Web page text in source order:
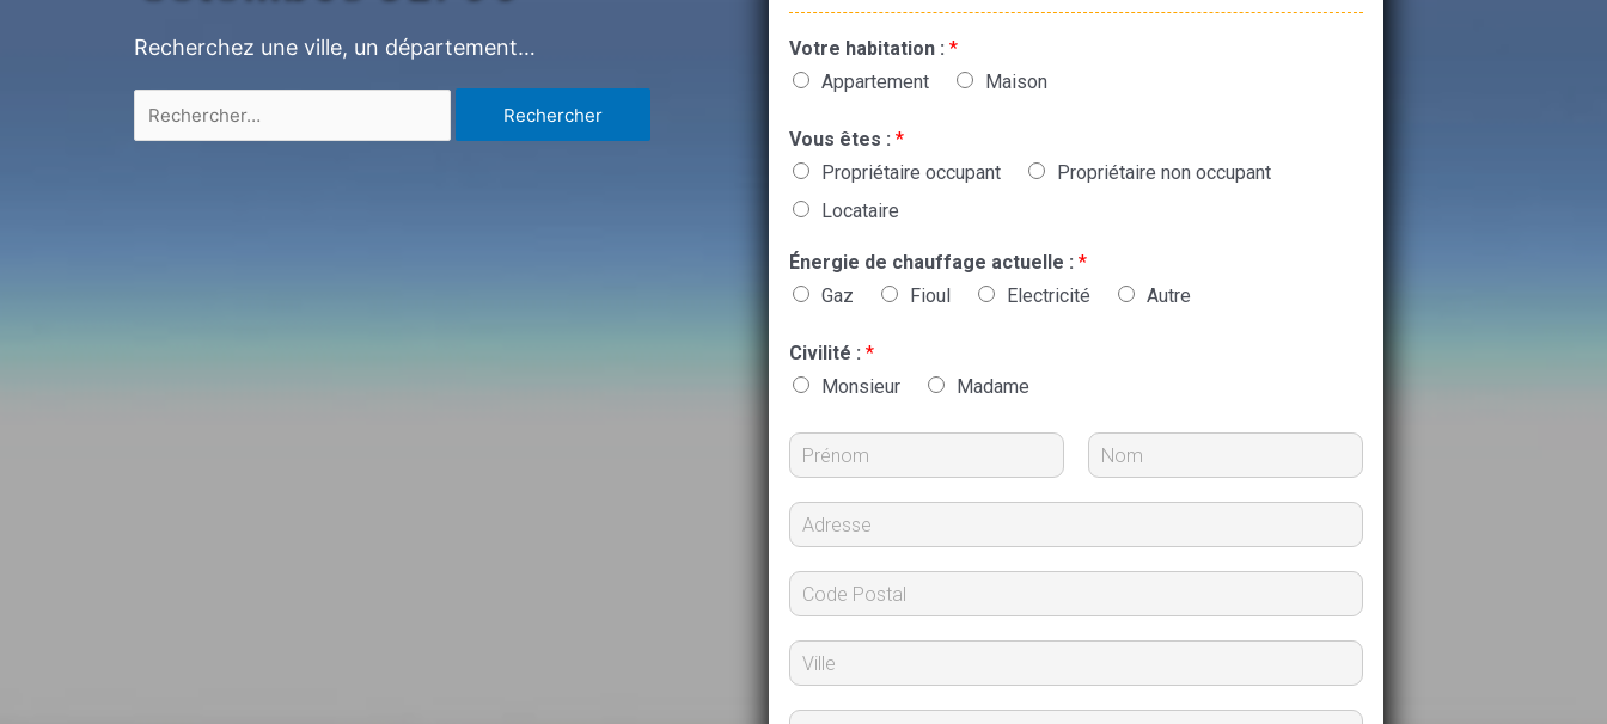
Recherchez une ville, un département… Votre habitation : *
Appartement
Maison
Vous êtes : *
Propriétaire occupant
Propriétaire non occupant
Locataire
Énergie de chauffage actuelle : *
Gaz
Fioul Electricité Autre
Civilité : *
Monsieur
Madame